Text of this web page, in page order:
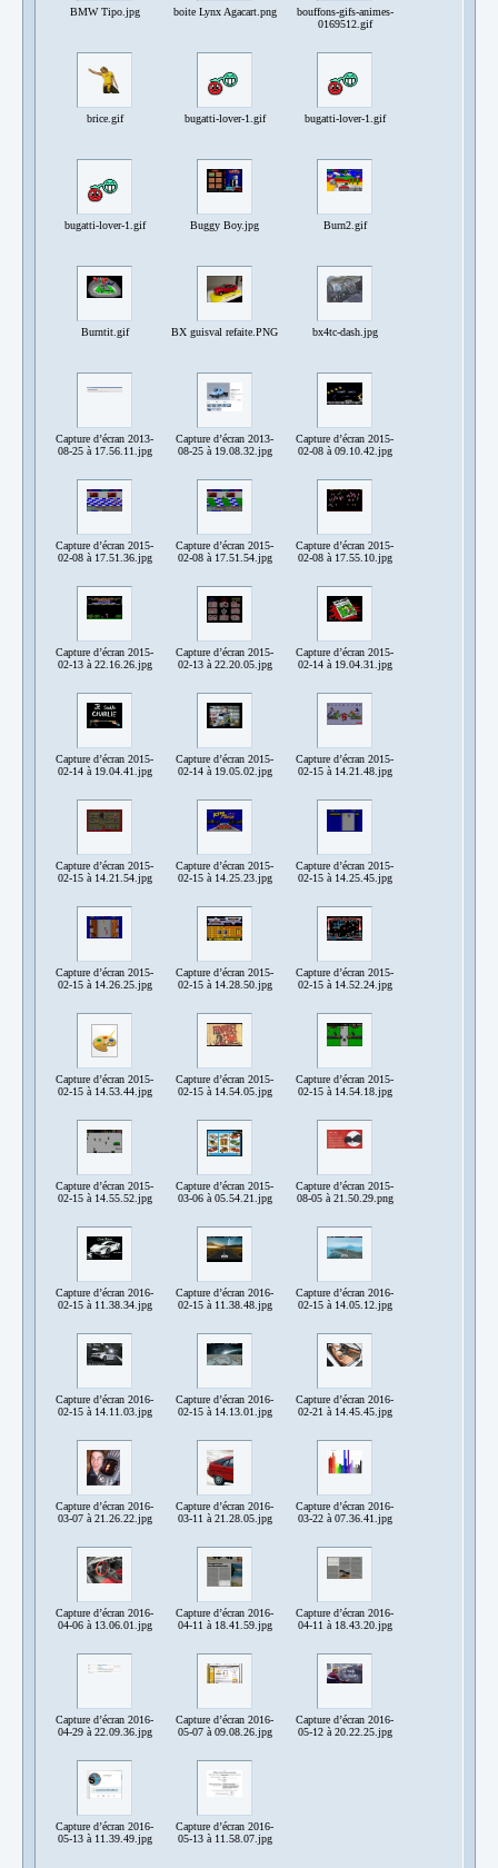
BMW Tipo.jpg boite Lynx Agacart.png
bouffons-gifs-animes-
0169512.gif
brice.gif bugatti-lover-1.gif bugatti-lover-1.gif
bugatti-lover-1.gif Buggy Boy.jpg Burn2.gif
Burntit.gif BX guisval refaite.PNG bx4tc-dash.jpg
Capture d’écran 2013-
08-25 à 17.56.11.jpg
Capture d’écran 2013-
08-25 à 19.08.32.jpg
Capture d’écran 2015-
02-08 à 09.10.42.jpg
Capture d’écran 2015-
02-08 à 17.51.36.jpg
Capture d’écran 2015-
02-08 à 17.51.54.jpg
Capture d’écran 2015-
02-08 à 17.55.10.jpg
Capture d’écran 2015-
02-13 à 22.16.26.jpg
Capture d’écran 2015-
02-13 à 22.20.05.jpg
Capture d’écran 2015-
02-14 à 19.04.31.jpg
Capture d’écran 2015-
02-14 à 19.04.41.jpg
Capture d’écran 2015-
02-14 à 19.05.02.jpg
Capture d’écran 2015-
02-15 à 14.21.48.jpg
Capture d’écran 2015-
02-15 à 14.21.54.jpg
Capture d’écran 2015-
02-15 à 14.25.23.jpg
Capture d’écran 2015-
02-15 à 14.25.45.jpg
Capture d’écran 2015-
02-15 à 14.26.25.jpg
Capture d’écran 2015-
02-15 à 14.28.50.jpg
Capture d’écran 2015-
02-15 à 14.52.24.jpg
Capture d’écran 2015-
02-15 à 14.53.44.jpg
Capture d’écran 2015-
02-15 à 14.54.05.jpg
Capture d’écran 2015-
02-15 à 14.54.18.jpg
Capture d’écran 2015-
02-15 à 14.55.52.jpg
Capture d’écran 2015-
03-06 à 05.54.21.jpg
Capture d’écran 2015-
08-05 à 21.50.29.png
Capture d’écran 2016-
02-15 à 11.38.34.jpg
Capture d’écran 2016-
02-15 à 11.38.48.jpg
Capture d’écran 2016-
02-15 à 14.05.12.jpg
Capture d’écran 2016-
02-15 à 14.11.03.jpg
Capture d’écran 2016-
02-15 à 14.13.01.jpg
Capture d’écran 2016-
02-21 à 14.45.45.jpg
Capture d’écran 2016-
03-07 à 21.26.22.jpg
Capture d’écran 2016-
03-11 à 21.28.05.jpg
Capture d’écran 2016-
03-22 à 07.36.41.jpg
Capture d’écran 2016-
04-06 à 13.06.01.jpg
Capture d’écran 2016-
04-11 à 18.41.59.jpg
Capture d’écran 2016-
04-11 à 18.43.20.jpg
Capture d’écran 2016-
04-29 à 22.09.36.jpg
Capture d’écran 2016-
05-07 à 09.08.26.jpg
Capture d’écran 2016-
05-12 à 20.22.25.jpg
Capture d’écran 2016-
05-13 à 11.39.49.jpg
Capture d’écran 2016-
05-13 à 11.58.07.jpg